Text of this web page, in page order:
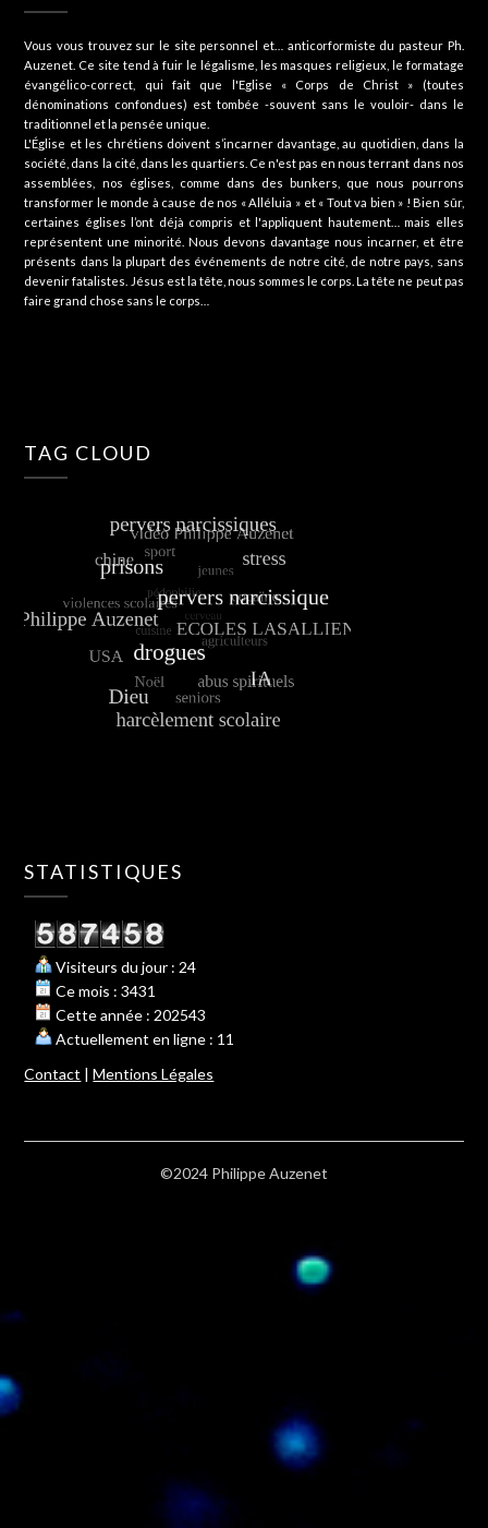
Vous vous trouvez sur le site personnel et… anticorformiste du pasteur Ph.
Auzenet. Ce site tend à fuir le légalisme, les masques religieux, le formatage
évangélico-correct, qui fait que l'Eglise « Corps de Christ » (toutes
dénominations confondues) est tombée -souvent sans le vouloir- dans le
traditionnel et la pensée unique.
L'Église et les chrétiens doivent s’incarner davantage, au quotidien, dans la
société, dans la cité, dans les quartiers. Ce n'est pas en nous terrant dans nos
assemblées, nos églises, comme dans des bunkers, que nous pourrons
transformer le monde à cause de nos « Alléluia » et « Tout va bien » ! Bien sûr,
certaines églises l’ont déjà compris et l'appliquent hautement… mais elles
représentent une minorité. Nous devons davantage nous incarner, et être
présents dans la plupart des événements de notre cité, de notre pays, sans
devenir fatalistes. Jésus est la tête, nous sommes le corps. La tête ne peut pas
faire grand chose sans le corps…
TAG CLOUD
STATISTIQUES
Visiteurs du jour : 24
Ce mois : 3431
Cette année : 202543
Actuellement en ligne : 11
Contact |Mentions Légales
©2024 Philippe Auzenet